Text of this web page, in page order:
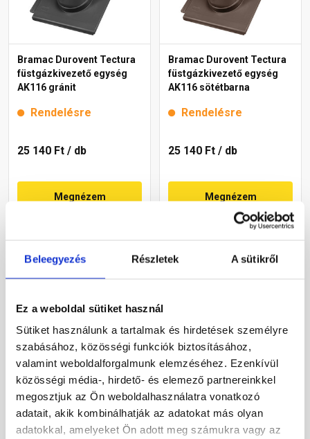
Beleegyezés Részletek A sütikről
Ez a weboldal sütiket használ
Sütiket használunk a tartalmak és hirdetések személyre
szabásához, közösségi funkciók biztosításához,
valamint weboldalforgalmunk elemzéséhez. Ezenkívül
közösségi média-, hirdető- és elemező partnereinkkel
megosztjuk az Ön weboldalhasználatra vonatkozó
adatait, akik kombinálhatják az adatokat más olyan
adatokkal, amelyeket Ön adott meg számukra vagy az
Bramac Durovent Tectura
füstgázkivezető egység
AK116 gránit
Rendelésre
25 140 Ft / db
Megnézem
Bramac Durovent Tectura
füstgázkivezető egység
AK116 sötétbarna
Rendelésre
25 140 Ft / db
Megnézem
füstgázkivezető cserép
NA114, rézvörös
Rendelésre
füstgázkivezető egység
AK116 sötétbarna
Rendelésre